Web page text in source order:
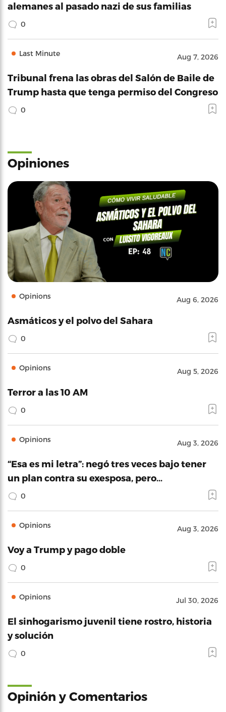
alemanes al pasado nazi de sus familias
0
Last Minute Aug 7, 2026
Tribunal frena las obras del Salón de Baile de
Trump hasta que tenga permiso del Congreso
0
Opiniones
Opinions Aug 6, 2026
Asmáticos y el polvo del Sahara
0
Opinions Aug 5, 2026
Terror a las 10 AM
0
Opinions Aug 3, 2026
“Esa es mi letra”: negó tres veces bajo tener
un plan contra su exesposa, pero…
0
Opinions Aug 3, 2026
Voy a Trump y pago doble
0
Opinions Jul 30, 2026
El sinhogarismo juvenil tiene rostro, historia
y solución
0
Opinión y Comentarios